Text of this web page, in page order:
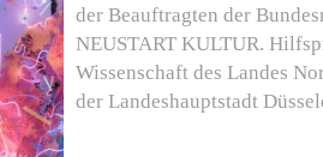
der Beauftragten der
NEUSTART KULTUR.
Wissenschaft des Landes
der Landeshauptstadt